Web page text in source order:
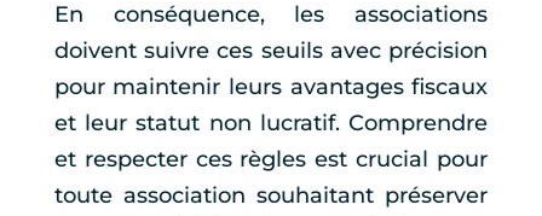
En conséquence, les associations
doivent suivre ces seuils avec précision
pour maintenir leurs avantages fiscaux
et leur statut non lucratif. Comprendre
et respecter ces règles est crucial pour
toute association souhaitant préserver